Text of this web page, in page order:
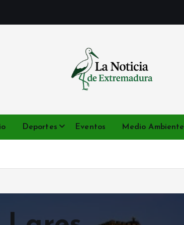
Deportes Eventos Medio Ambiente